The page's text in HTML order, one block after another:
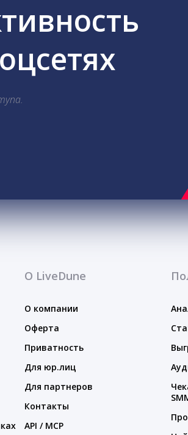
О LiveDune
О компании
Оферта
Приватность
Для юр.лиц
Для партнеров
Контакты
API / MCP